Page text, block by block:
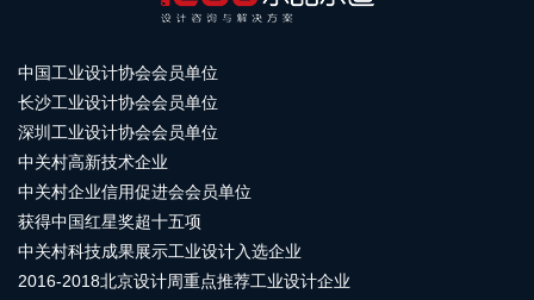
中国工业设计协会会员单位
长沙工业设计协会会员单位
深圳工业设计协会会员单位
中关村高新技术企业
中关村企业信用促进会会员单位
获得中国红星奖超十五项
中关村科技成果展示工业设计入选企业
2016-2018北京设计周重点推荐工业设计企业